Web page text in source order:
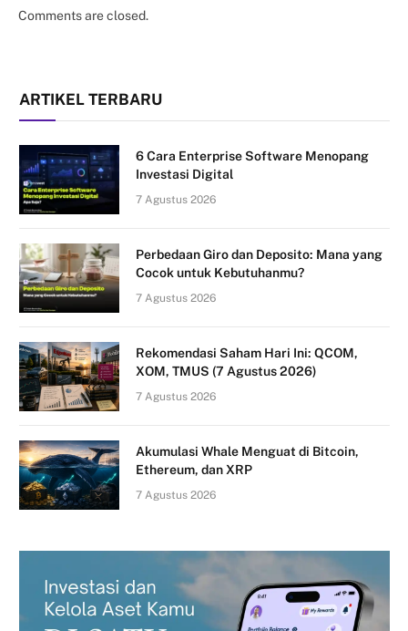
Comments are closed.
ARTIKEL TERBARU
6 Cara Enterprise Software Menopang
Investasi Digital
7 Agustus 2026
Perbedaan Giro dan Deposito: Mana yang
Cocok untuk Kebutuhanmu?
7 Agustus 2026
Rekomendasi Saham Hari Ini: QCOM,
XOM, TMUS (7 Agustus 2026)
7 Agustus 2026
Akumulasi Whale Menguat di Bitcoin,
Ethereum, dan XRP
7 Agustus 2026